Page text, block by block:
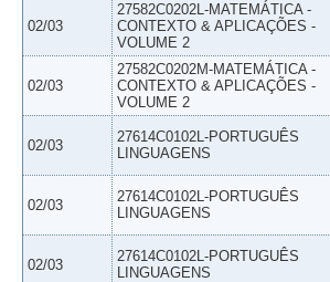
02/03
27582C0202L-MATEMÁTICA -
CONTEXTO & APLICAÇÕES -
VOLUME 2
02/03
27582C0202M-MATEMÁTICA -
CONTEXTO & APLICAÇÕES -
VOLUME 2
02/03
27614C0102L-PORTUGUÊS
LINGUAGENS
02/03
27614C0102L-PORTUGUÊS
LINGUAGENS
02/03
27614C0102L-PORTUGUÊS
LINGUAGENS